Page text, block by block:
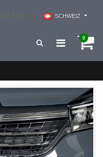
SCHWEIZ
0